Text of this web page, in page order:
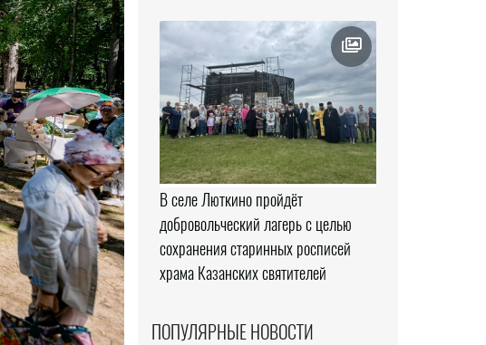
В селе Люткино пройдёт
добровольческий лагерь с целью
сохранения старинных росписей
храма Казанских святителей
ПОПУЛЯРНЫЕ НОВОСТИ